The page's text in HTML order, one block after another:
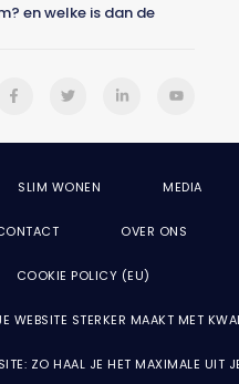
en welke is dan de
SLIM WONEN MEDIA
OVER ONS
COOKIE POLICY (EU)
WEBSITE STERKER MAAKT MET
ZO HAAL JE HET MAXIMALE UIT